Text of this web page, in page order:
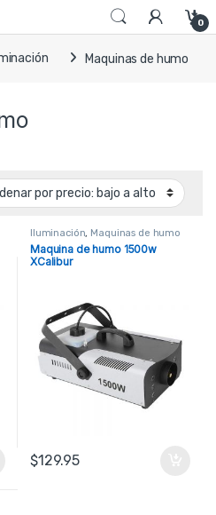
0
Maquinas de humo
por precio: bajo a alto
Iluminación, Maquinas de humo
Maquina de humo 1500w
XCalibur
$129.95